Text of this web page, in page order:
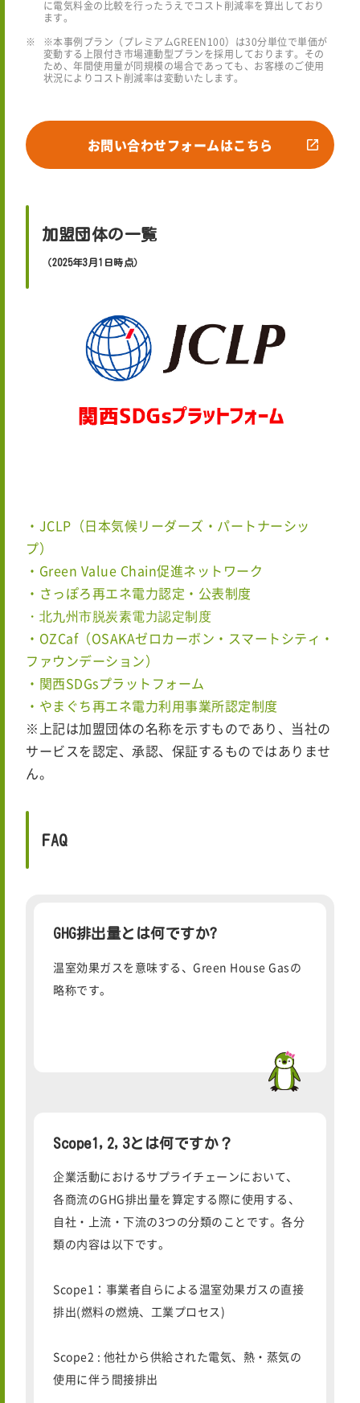
に電気料金の比較を行ったうえでコスト削減率を算出しており
ます。
※本事例プラン（プレミアムGREEN100）は30分単位で単価が
変動する上限付き市場連動型プランを採用しております。その
ため、年間使用量が同規模の場合であっても、お客様のご使用
状況によりコスト削減率は変動いたします。
お問い合わせフォームはこちら
加盟団体の一覧
（2025年3月1日時点）
・JCLP（日本気候リーダーズ・パートナーシッ
プ）
・Green Value Chain促進ネットワーク
・さっぽろ再エネ電力認定・公表制度
・北九州市脱炭素電力認定制度
・OZCaf （OSAKAゼロカーボン・スマートシティ・
ファウンデーション）
・関西SDGsプラットフォーム
・やまぐち再エネ電力利用事業所認定制度
※上記は加盟団体の名称を示すものであり、当社の
サービスを認定、承認、保証するものではありませ
ん。
FAQ
GHG排出量とは何ですか?
温室効果ガスを意味する、Green House Gasの
略称です。
Scope1,2,3とは何ですか？
企業活動におけるサプライチェーンにおいて、
各商流のGHG排出量を算定する際に使用する、
自社・上流・下流の3つの分類のことです。各分
類の内容は以下です。
Scope1：事業者自らによる温室効果ガスの直接
排出(燃料の燃焼、工業プロセス)
Scope2 : 他社から供給された電気、熱・蒸気の
使用に伴う間接排出